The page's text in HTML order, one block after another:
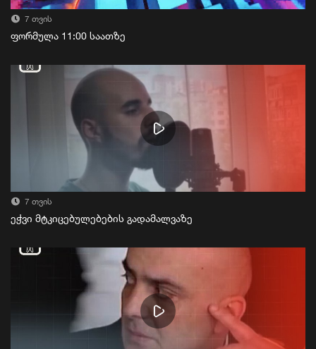
7 თვის
ფორმულა 11:00 საათზე
7 თვის
ეჭვი მტკიცებულებების გადამალვაზე